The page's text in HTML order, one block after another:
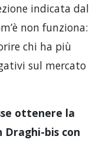
indicata dal
non funziona:
chi ha più
sul mercato
ottenere la
bis con